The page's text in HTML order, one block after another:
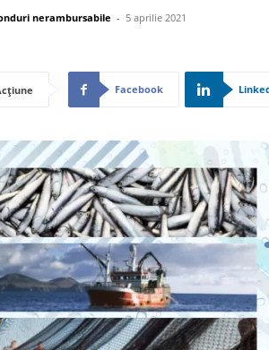
nerambursabile - 5 aprilie 2021
Facebook